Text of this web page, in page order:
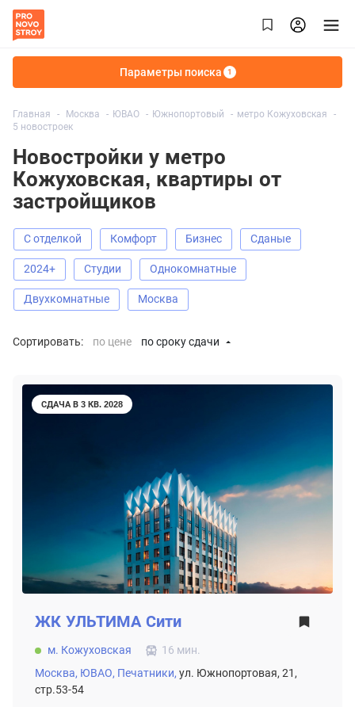
Параметры поиска 1
Главная Москва ЮВАО Южнопортовый
метро Кожуховская
5 новостроек
Новостройки у метро
Кожуховская, квартиры от
застройщиков
С отделкой Комфорт Бизнес Сданые
2024+ Студии Однокомнатные
Двухкомнатные Москва
Сортировать: по цене по сроку сдачи
СДАЧА В 3 КВ. 2028
ЖК УЛЬТИМА Сити
м. Кожуховская
16 мин.
Москва, ЮВАО, Печатники, ул. Южнопортовая, 21,
стр.53-54